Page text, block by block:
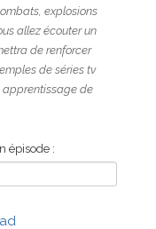
explosions
allez écouter un
de renforcer
de séries tv
apprentissage de
épisode :